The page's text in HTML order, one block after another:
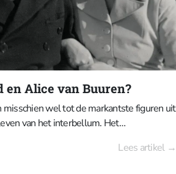
en Alice van Buuren?
misschien wel tot de markantste figuren uit
van het interbellum. Het
en vormt de basis van wat vandaag het
Lees artikel →